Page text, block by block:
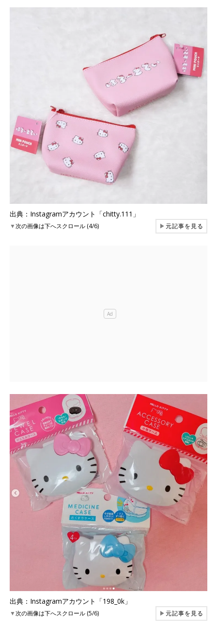
出典：Instagramアカウント「chitty.111」
▼次の画像は下へスクロール (4/6) ▶元記事を見る
出典：Instagramアカウント「198_0k」
▼次の画像は下へスクロール (5/6) ▶元記事を見る